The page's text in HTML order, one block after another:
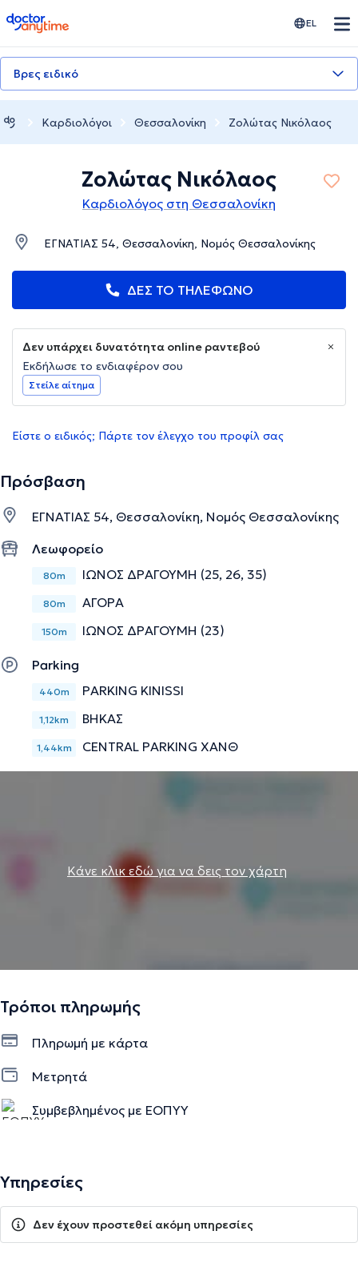
doctoranytime EL
Βρες ειδικό
Καρδιολόγοι Θεσσαλονίκη Ζολώτας Νικόλαος
Ζολώτας Νικόλαος
Καρδιολόγος στη Θεσσαλονίκη
ΕΓΝΑΤΙΑΣ 54, Θεσσαλονίκη, Νομός Θεσσαλονίκης
ΔΕΣ ΤΟ ΤΗΛΕΦΩΝΟ
Δεν υπάρχει δυνατότητα online ραντεβού
Εκδήλωσε το ενδιαφέρον σου
Στείλε αίτημα
Είστε ο ειδικός; Πάρτε τον έλεγχο του προφίλ σας
Πρόσβαση
ΕΓΝΑΤΙΑΣ 54, Θεσσαλονίκη, Νομός Θεσσαλονίκης
Λεωφορείο
80m ΙΩΝΟΣ ΔΡΑΓΟΥΜΗ (25, 26, 35)
80m ΑΓΟΡΑ
150m ΙΩΝΟΣ ΔΡΑΓΟΥΜΗ (23)
Parking
440m PARKING KINISSI
1,12km ΒΗΚΑΣ
1,44km CENTRAL PARKING ΧΑΝΘ
Κάνε κλικ εδώ για να δεις τον χάρτη
Τρόποι πληρωμής
Πληρωμή με κάρτα
Μετρητά
Συμβεβλημένος με ΕΟΠΥΥ
Υπηρεσίες
Δεν έχουν προστεθεί ακόμη υπηρεσίες